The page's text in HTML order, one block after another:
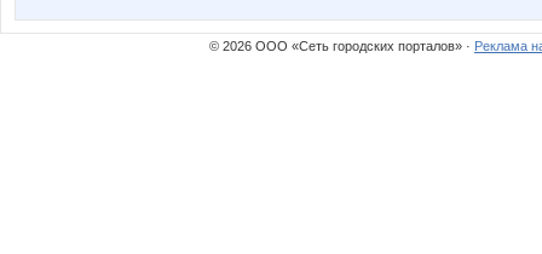
© 2026 ООО «Сеть городских порталов» · Реклама